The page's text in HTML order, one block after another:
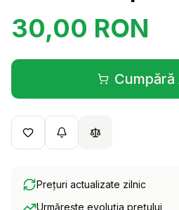
30,00 RON
Cumpără
Prețuri actualizate zilnic
Urmărește evoluția prețului